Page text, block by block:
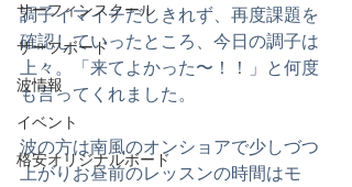
サーフィンスクール
サーフボード
波情報
イベント
格安オリジナルボード
調子イマイチだしきれず、再度課題を
確認していったところ、今日の調子は
上々。「来てよかった〜！！」と何度
も言ってくれました。
波の方は南風のオンショアで少しづつ
上がりお昼前のレッスンの時間はモ